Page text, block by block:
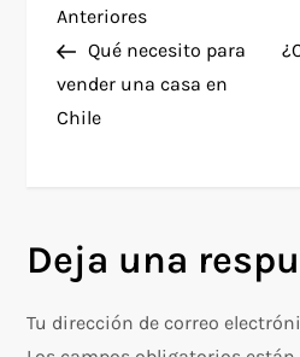
N
a
v
g
a
Entrada
anterior
Anteriores
Qué necesito para
vender una casa en
Chile
Deja una
Tu dirección de correo